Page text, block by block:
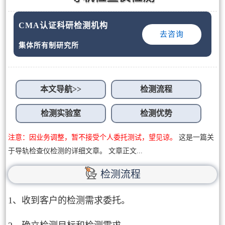
CMA认证科研检测机构
集体所有制研究所
去咨询
本文导航>> 检测流程
检测实验室 检测优势
注意：因业务调整，暂不接受个人委托测试，望见谅。
这是一篇关
于导轨检查仪检测的详细文章。 文章正文...
检测流程
1、收到客户的检测需求委托。